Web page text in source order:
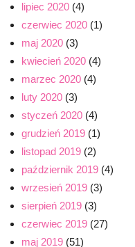
lipiec 2020 (4)
czerwiec 2020 (1)
maj 2020 (3)
kwiecień 2020 (4)
marzec 2020 (4)
luty 2020 (3)
styczeń 2020 (4)
grudzień 2019 (1)
listopad 2019 (2)
październik 2019 (4)
wrzesień 2019 (3)
sierpień 2019 (3)
czerwiec 2019 (27)
maj 2019 (51)